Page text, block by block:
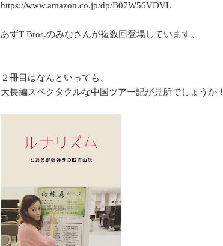
https://www.amazon.co.jp/dp/B07W56VDVL
あずT Bros.のみなさんが複数回登場しています。
２冊目はなんといっても、
大長編スペクタクルな中国ツアー記が見所でしょうか！